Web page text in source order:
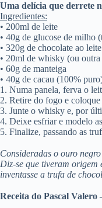
Uma delícia que derrete
Ingredientes:
• 200ml de leite
• 40g de glucose de milho
• 320g de chocolate ao
• 20ml de whisky (ou
• 60g de manteiga
• 40g de cacau (100%
1. Numa panela, ferva o
2. Retire do fogo e
3. Junte o whisky e, por
4. Deixe esfriar e modelo
5. Finalize, passando as
Consideradas o ouro
Diz-se que tiveram origem
inventasse a trufa de
Receita do Pascal